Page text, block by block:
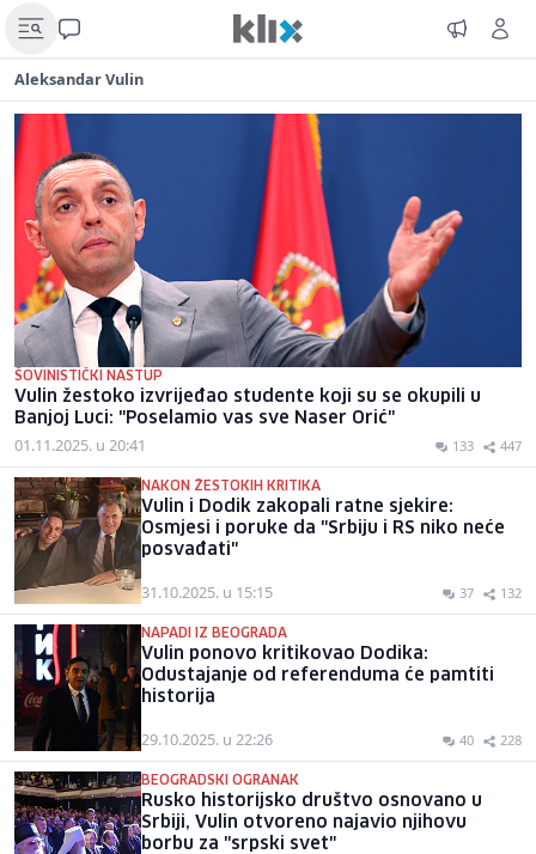
Aleksandar Vulin
ŠOVINISTIČKI NASTUP
Vulin žestoko izvrijeđao studente koji su se okupili u
Banjoj Luci: "Poselamio vas sve Naser Orić"
01.11.2025. u 20:41 133 447
NAKON ŽESTOKIH KRITIKA
Vulin i Dodik zakopali ratne sjekire:
Osmjesi i poruke da "Srbiju i RS niko neće
posvađati"
31.10.2025. u 15:15 37 132
NAPADI IZ BEOGRADA
Vulin ponovo kritikovao Dodika:
Odustajanje od referenduma će pamtiti
historija
29.10.2025. u 22:26 40 228
BEOGRADSKI OGRANAK
Rusko historijsko društvo osnovano u
Srbiji, Vulin otvoreno najavio njihovu
borbu za "srpski svet"